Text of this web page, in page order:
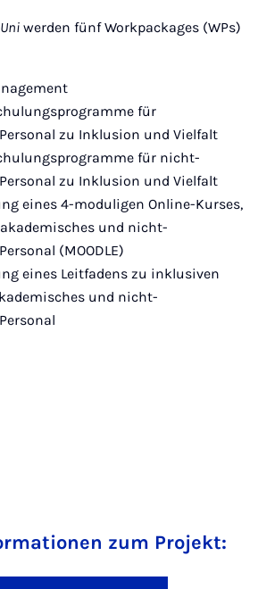
werden fünf Workpackages (WPs)
für
zu Inklusion und Vielfalt
für nicht-
zu Inklusion und Vielfalt
eines 4-moduligen Online-Kurses,
und nicht-
(MOODLE)
eines Leitfadens zu inklusiven
und nicht-
zum Projekt: